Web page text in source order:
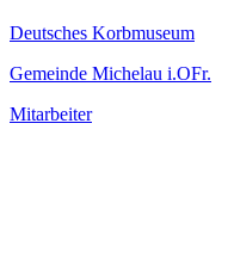
Deutsches Korbmuseum
Gemeinde Michelau i.OFr.
Mitarbeiter